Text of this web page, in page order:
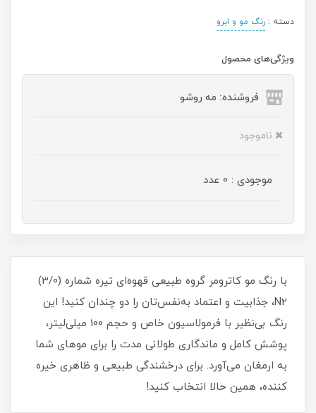
دسته : رنگ مو و ابرو
ویژگی‌های محصول
فروشنده: مه رو‌شو
ناموجود
موجودی : 0 عدد
با رنگ مو کاترومر گروه طبیعی قهوه‌ای تیره شماره (3/0)
N2، جذابیت و اعتماد به‌نفس‌تان را دو چندان کنید! این
رنگ بی‌نظیر با فرمولاسیون خاص و حجم 100 میلی‌لیتر،
پوشش کامل و ماندگاری طولانی‌ مدت را برای موهای شما
به ارمغان می‌آورد. برای درخشندگی طبیعی و ظاهری خیره‌
کننده، همین حالا انتخاب کنید!